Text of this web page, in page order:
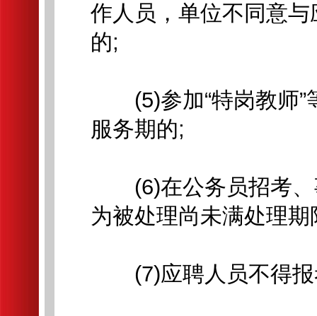
作人员，单位不同意
的;
(5)参加“特岗教师”
服务期的;
(6)在公务员招考、
为被处理尚未满处理期
(7)应聘人员不得报